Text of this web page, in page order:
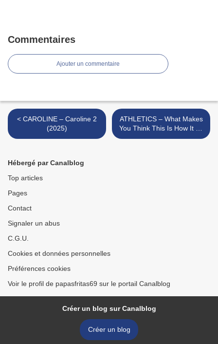
Commentaires
Ajouter un commentaire
< CAROLINE – Caroline 2
(2025)
ATHLETICS – What Makes
You Think This Is How It All
Ends? (2025) >
Hébergé par Canalblog
Top articles
Pages
Contact
Signaler un abus
C.G.U.
Cookies et données personnelles
Préférences cookies
Voir le profil de papasfritas69 sur le portail Canalblog
Créer un blog sur Canalblog
Créer un blog